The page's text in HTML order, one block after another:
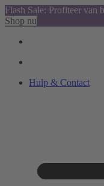
Flash Sale: Profiteer van
Shop nu
Hulp & Contact